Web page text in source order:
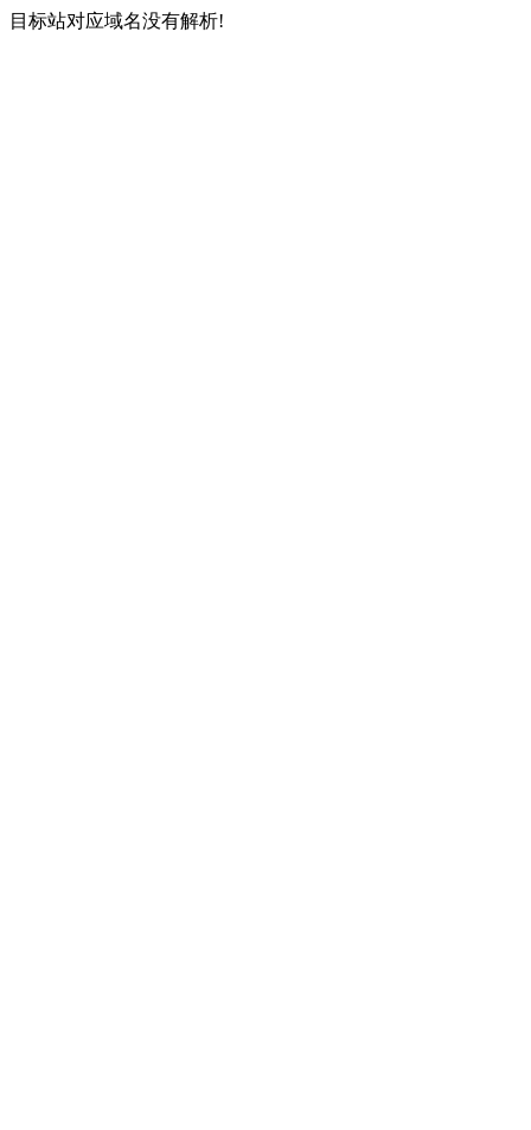
目标站对应域名没有解析!